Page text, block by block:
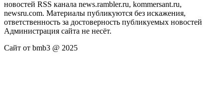
новостей RSS канала news.rambler.ru, kommersant.ru,
newsru.com. Материалы публикуются без искажения,
ответственность за достоверность публикуемых новостей
Администрация сайта не несёт.
Сайт от bmb3 @ 2025